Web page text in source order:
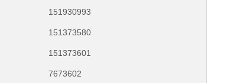
151930993
151373580
151373601
7673602